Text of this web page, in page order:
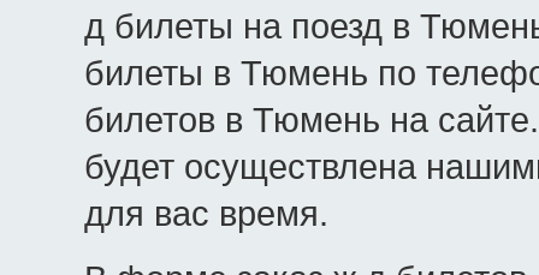
д билеты на поезд в
билеты в Тюмень по
билетов в Тюмень на
будет осуществлена
для вас время.